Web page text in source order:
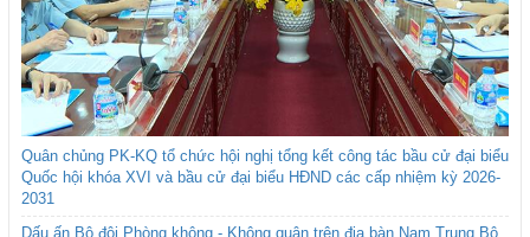
Quân chủng PK-KQ tổ chức hội nghị tổng kết công tác bầu cử đại biểu
Quốc hội khóa XVI và bầu cử đại biểu HĐND các cấp nhiệm kỳ 2026-
2031
Dấu ấn Bộ đội Phòng không - Không quân trên địa bàn Nam Trung Bộ